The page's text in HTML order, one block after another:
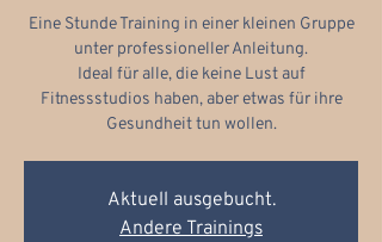
Eine Stunde Training in einer kleinen Gruppe
unter professioneller Anleitung.
Ideal für alle, die keine Lust auf
Fitnessstudios haben, aber etwas für ihre
Gesundheit tun wollen.
Aktuell ausgebucht.
Andere Trainings